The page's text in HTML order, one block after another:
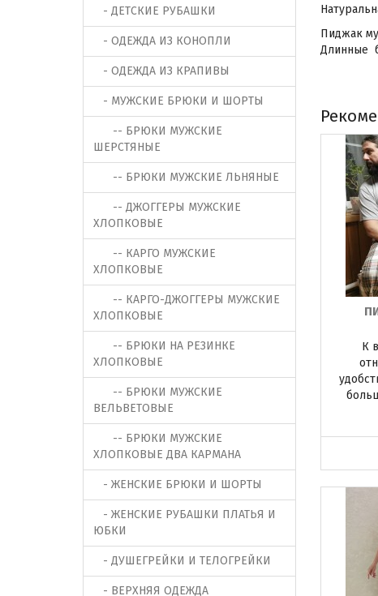
- ДЕТСКИЕ РУБАШКИ
- ОДЕЖДА ИЗ КОНОПЛИ
- ОДЕЖДА ИЗ КРАПИВЫ
- МУЖСКИЕ БРЮКИ И ШОРТЫ
-- БРЮКИ МУЖСКИЕ
ШЕРСТЯНЫЕ
-- БРЮКИ МУЖСКИЕ ЛЬНЯНЫЕ
-- ДЖОГГЕРЫ МУЖСКИЕ
ХЛОПКОВЫЕ
-- КАРГО МУЖСКИЕ
ХЛОПКОВЫЕ
-- КАРГО-ДЖОГГЕРЫ МУЖСКИЕ
ХЛОПКОВЫЕ
-- БРЮКИ НА РЕЗИНКЕ
ХЛОПКОВЫЕ
-- БРЮКИ МУЖСКИЕ
ВЕЛЬВЕТОВЫЕ
-- БРЮКИ МУЖСКИЕ
ХЛОПКОВЫЕ ДВА КАРМАНА
- ЖЕНСКИЕ БРЮКИ И ШОРТЫ
- ЖЕНСКИЕ РУБАШКИ ПЛАТЬЯ И
ЮБКИ
- ДУШЕГРЕЙКИ И ТЕЛОГРЕЙКИ
- ВЕРХНЯЯ ОДЕЖДА
Пиджак
Длинные
К